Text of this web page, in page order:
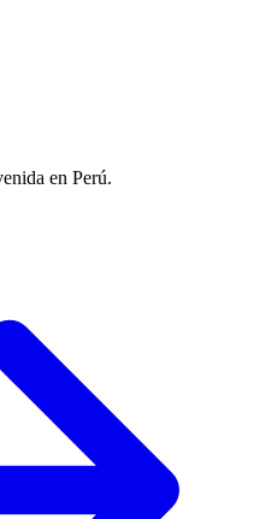
en Perú.